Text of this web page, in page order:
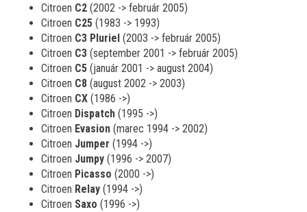
Citroen C2 (2002 -> február 2005)
Citroen C25 (1983 -> 1993)
Citroen C3 Pluriel (2003 -> február 2005)
Citroen C3 (september 2001 -> február 2005)
Citroen C5 (január 2001 -> august 2004)
Citroen C8 (august 2002 -> 2003)
Citroen CX (1986 ->)
Citroen Dispatch (1995 ->)
Citroen Evasion (marec 1994 -> 2002)
Citroen Jumper (1994 ->)
Citroen Jumpy (1996 -> 2007)
Citroen Picasso (2000 ->)
Citroen Relay (1994 ->)
Citroen Saxo (1996 ->)